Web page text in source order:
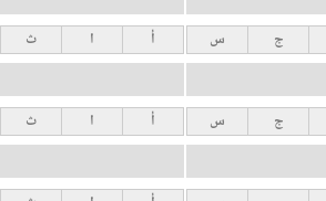
ج س أ ا ث
ج س أ ا ث